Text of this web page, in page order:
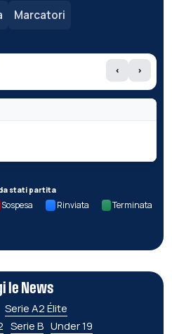
Marcatori
‹ ›
stati partita
Sospesa Rinviata Terminata
le News
Serie A2 Élite
Serie B Under 19